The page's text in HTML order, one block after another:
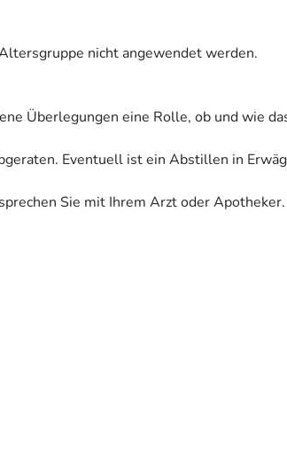
nicht angewendet werden.
Überlegungen eine Rolle, ob und wie
Eventuell ist ein Abstillen in
Sie mit Ihrem Arzt oder